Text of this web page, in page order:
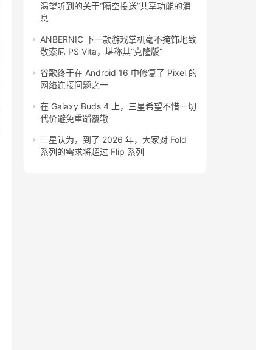
渴望听到的关于“隔空投送”共享功能的消
息
ANBERNIC 下一款游戏掌机毫不掩饰地致
敬索尼 PS Vita，堪称其“克隆版”
谷歌终于在 Android 16 中修复了 Pixel 的
网络连接问题之一
在 Galaxy Buds 4 上，三星希望不惜一切
代价避免重蹈覆辙
三星认为，到了 2026 年，大家对 Fold
系列的需求将超过 Flip 系列